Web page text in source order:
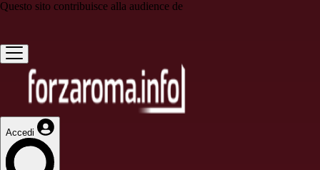
Questo sito contribuisce alla audience de
Accedi